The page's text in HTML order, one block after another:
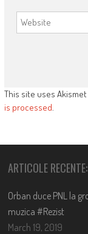
This site uses
is processed.
ARTICOLE RECENTE:
Orban duce PNL la
muzica #Rezist
March 19, 2019